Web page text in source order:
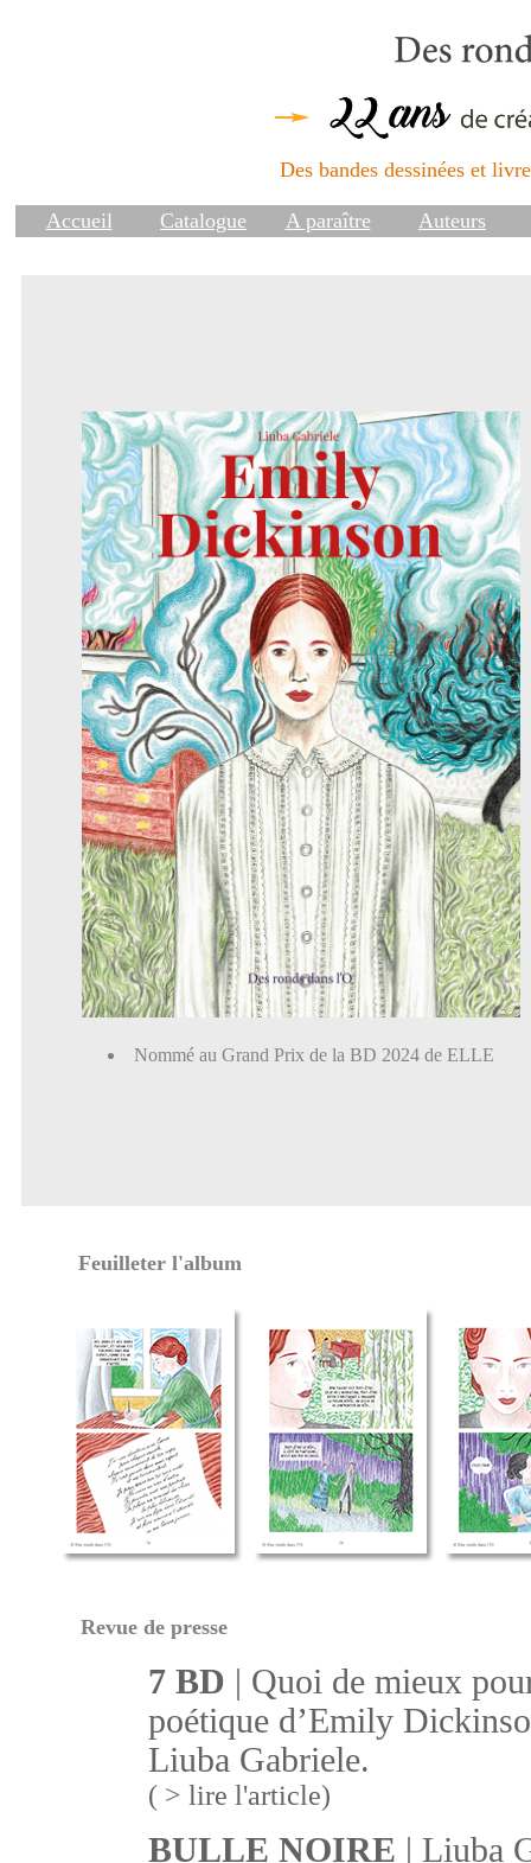
Des bandes dessinées et
Accueil Catalogue A paraître Auteurs
Nommé au Grand Prix de la BD 2024 de ELLE
Feuilleter l'album
Revue de presse
7 BD | Quoi de mieux
poétique d’Emily
Liuba Gabriele.
( > lire l'article)
BULLE NOIRE | Liuba